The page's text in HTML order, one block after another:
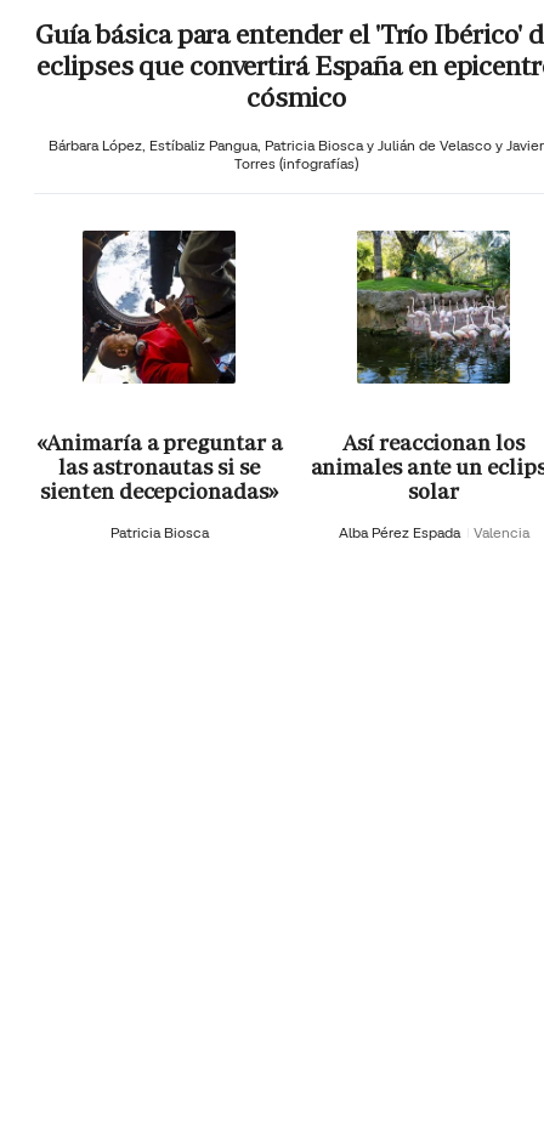
Guía básica para entender el 'Trío Ibérico'
eclipses que convertirá España en
cósmico
Bárbara López, Estíbaliz Pangua, Patricia Biosca y Julián de Velasco y Javier
Torres (infografías)
«Animaría a preguntar a
las astronautas si se
sienten decepcionadas»
Patricia Biosca
Así reaccionan los
animales ante un
solar
Alba Pérez Espada Valencia